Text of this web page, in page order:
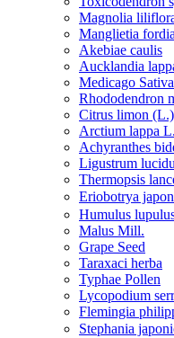
Magnolia
Manglietia
Akebiae caulis
Aucklandia
Medicago
Rhododendron
Citrus limon
Arctium lappa L.
Achyranthes
Ligustrum
Thermopsis
Eriobotrya
Humulus
Malus Mill.
Grape Seed
Taraxaci herba
Typhae Pollen
Lycopodium
Flemingia
Stephania